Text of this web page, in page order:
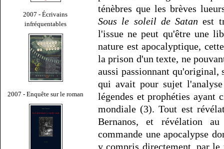
2007 - Écrivains
infréquentables
2007 - Enquête sur le roman
ténèbres que les brèves
Sous le soleil de Satan est
l'issue ne peut qu'être une
nature est apocalyptique,
la prison d'un texte, ne
aussi passionnant
qui avait pour sujet l'analyse
légendes et prophéties ayant
mondiale (3). Tout est
Bernanos, et révélation
commande une apocalypse
y compris directement, par le